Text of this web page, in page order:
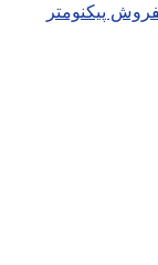
پیکنومتر